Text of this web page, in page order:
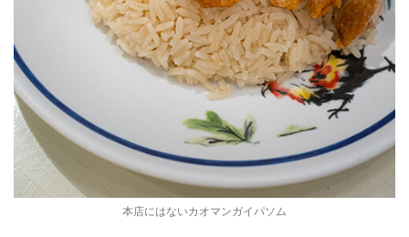
本店にはないカオマンガイパソム